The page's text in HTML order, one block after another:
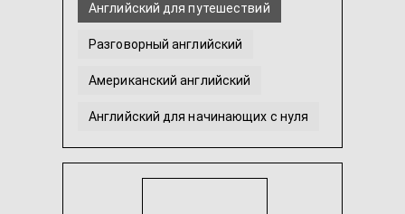
Английский для путешествий
Разговорный английский
Американский английский
Английский для начинающих с нуля
IELTS Британский английский